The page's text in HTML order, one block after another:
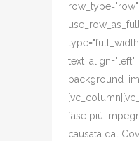
row_type="row"
text_align="left"
fase più
causata dal